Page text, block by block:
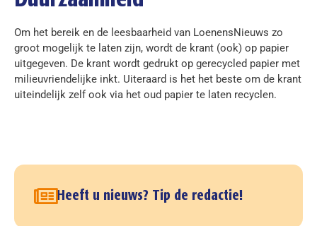
Om het bereik en de leesbaarheid van LoenensNieuws zo
groot mogelijk te laten zijn, wordt de krant (ook) op papier
uitgegeven. De krant wordt gedrukt op gerecycled papier met
milieuvriendelijke inkt. Uiteraard is het het beste om de krant
uiteindelijk zelf ook via het oud papier te laten recyclen.
Heeft u nieuws? Tip de redactie!